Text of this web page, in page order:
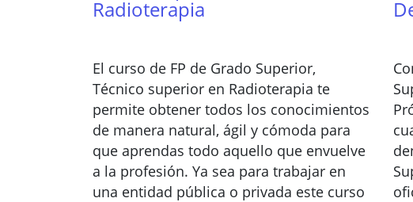
Radioterapia
El curso de FP de Grado Superior,
Técnico superior en Radioterapia te
permite obtener todos los conocimientos
de manera natural, ágil y cómoda para
que aprendas todo aquello que envuelve
a la profesión. Ya sea para trabajar en
una entidad pública o privada este curso